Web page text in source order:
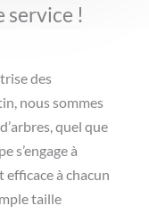
service !
des
nous sommes
quel que
s’engage à
à chacun
taille